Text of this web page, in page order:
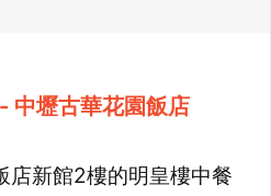
中壢古華花園飯店
店新館2樓的明皇樓中餐